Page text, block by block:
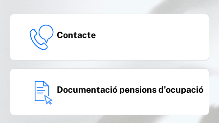
Contacte
Documentació pensions d'ocupació